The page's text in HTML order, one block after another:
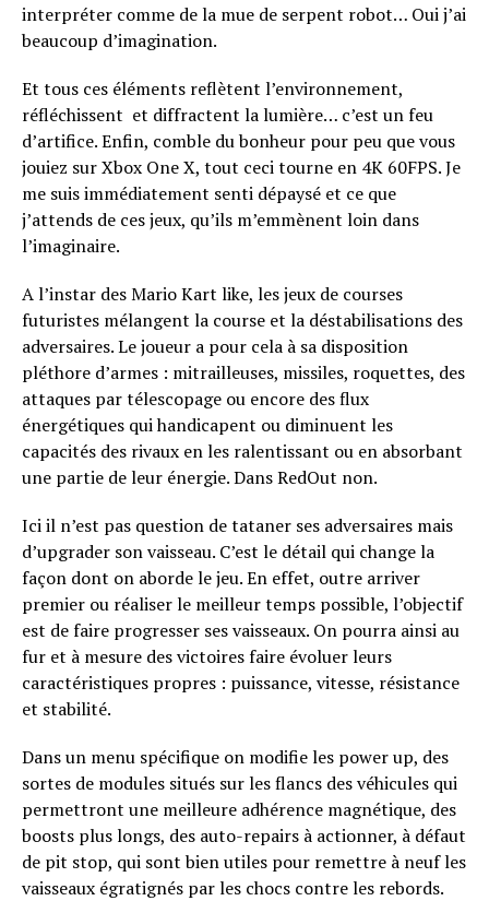
interpréter comme de la mue de serpent robot… Oui j’ai
beaucoup d’imagination.
Et tous ces éléments reflètent l’environnement,
réfléchissent et diffractent la lumière… c’est un feu
d’artifice. Enfin, comble du bonheur pour peu que vous
jouiez sur Xbox One X, tout ceci tourne en 4K 60FPS. Je
me suis immédiatement senti dépaysé et ce que
j’attends de ces jeux, qu’ils m’emmènent loin dans
l’imaginaire.
A l’instar des Mario Kart like, les jeux de courses
futuristes mélangent la course et la déstabilisations des
adversaires. Le joueur a pour cela à sa disposition
pléthore d’armes : mitrailleuses, missiles, roquettes, des
attaques par télescopage ou encore des flux
énergétiques qui handicapent ou diminuent les
capacités des rivaux en les ralentissant ou en absorbant
une partie de leur énergie. Dans RedOut non.
Ici il n’est pas question de tataner ses adversaires mais
d’upgrader son vaisseau. C’est le détail qui change la
façon dont on aborde le jeu. En effet, outre arriver
premier ou réaliser le meilleur temps possible, l’objectif
est de faire progresser ses vaisseaux. On pourra ainsi au
fur et à mesure des victoires faire évoluer leurs
caractéristiques propres : puissance, vitesse, résistance
et stabilité.
Dans un menu spécifique on modifie les power up, des
sortes de modules situés sur les flancs des véhicules qui
permettront une meilleure adhérence magnétique, des
boosts plus longs, des auto-repairs à actionner, à défaut
de pit stop, qui sont bien utiles pour remettre à neuf les
vaisseaux égratignés par les chocs contre les rebords.